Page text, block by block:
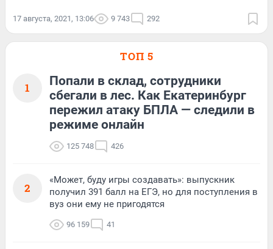
17 августа, 2021, 13:06 9 743 292
ТОП 5
1
Попали в склад, сотрудники
сбегали в лес. Как Екатеринбург
пережил атаку БПЛА — следили в
режиме онлайн
125 748 426
2
«Может, буду игры создавать»: выпускник
получил 391 балл на ЕГЭ, но для поступления в
вуз они ему не пригодятся
96 159 41